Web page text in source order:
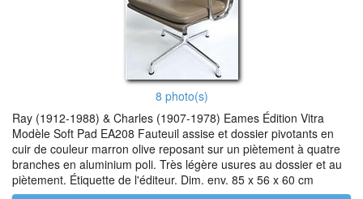
8 photo(s)
Ray (1912-1988) & Charles (1907-1978) Eames Édition Vitra
Modèle Soft Pad EA208 Fauteuil assise et dossier pivotants en
cuir de couleur marron olive reposant sur un piètement à quatre
branches en aluminium poli. Très légère usures au dossier et au
piètement. Étiquette de l'éditeur. Dim. env. 85 x 56 x 60 cm